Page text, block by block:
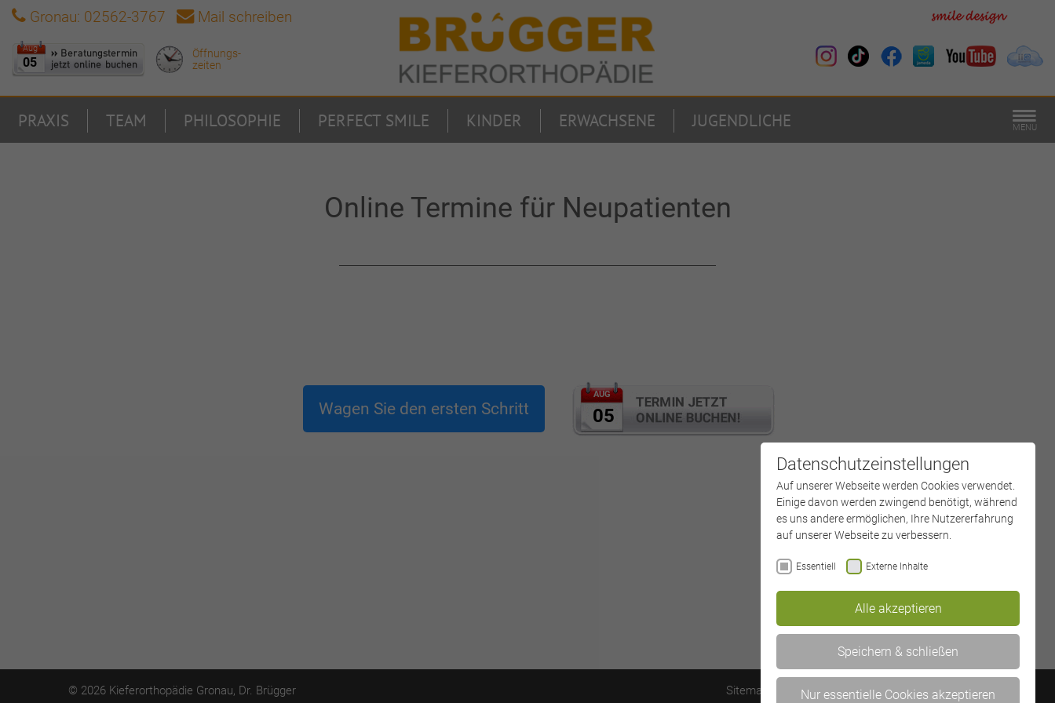
Zum Hauptinhalt springen
Gronau: 02562-3767 Mail schreiben
Aug
05
Öffnungs-
zeiten
PRAXIS TEAM PHILOSOPHIE PERFECT SMILE KINDER ERWACHSENE JUGENDLICHE MENU
Online Termine für Neupatienten
Wagen Sie den ersten Schritt 05
AUG
© 2026 Kieferorthopädie Gronau, Dr. Brügger Sitemap Kontakt Datenschutz Impressum
Datenschutzeinstellungen
Auf unserer Webseite werden Cookies verwendet.
Einige davon werden zwingend benötigt, während
es uns andere ermöglichen, Ihre Nutzererfahrung
auf unserer Webseite zu verbessern.
Essentiell Externe Inhalte
Alle akzeptieren
Speichern & schließen
Nur essentielle Cookies akzeptieren